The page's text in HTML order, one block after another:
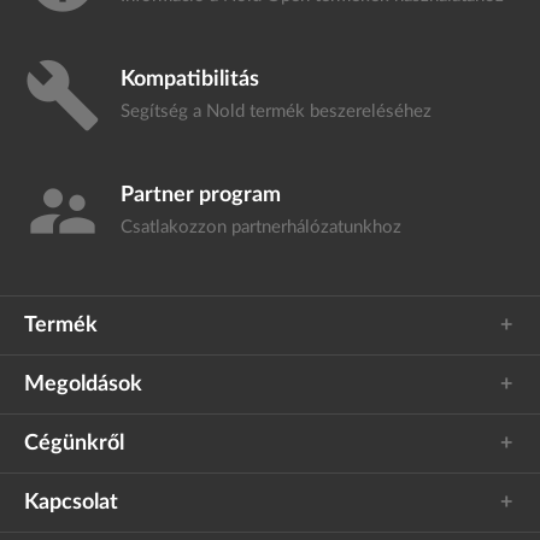
build Kompatibilitás
Segítség a Nold termék beszereléséhez
supervisor_account Partner program
Csatlakozzon partnerhálózatunkhoz
Termék
Megoldások
Cégünkről
Kapcsolat